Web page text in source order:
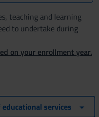
teaching and learning
to undertake during
on your enrollment year.
services